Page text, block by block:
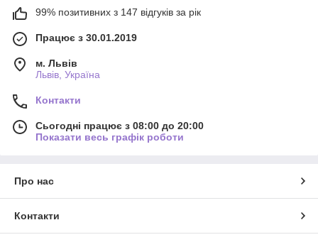
99% позитивних з 147 відгуків за рік
Працює з 30.01.2019
м. Львів
Львів, Україна
Контакти
Сьогодні працює з 08:00 до 20:00
Показати весь графік роботи
Про нас
Контакти